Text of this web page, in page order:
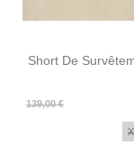
Short De
139,00 €
Prix
Prix